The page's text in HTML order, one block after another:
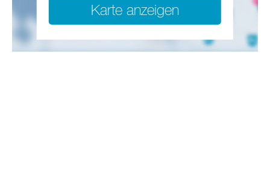
Karte anzeigen